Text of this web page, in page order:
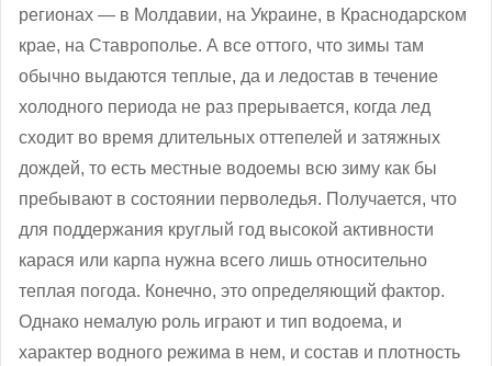
регионах — в Молдавии, на Украине, в Краснодарском
крае, на Ставрополье. А все оттого, что зимы там
обычно выдаются теплые, да и ледостав в течение
холодного периода не раз прерывается, когда лед
сходит во время длительных оттепелей и затяжных
дождей, то есть местные водоемы всю зиму как бы
пребывают в состоянии перволедья. Получается, что
для поддержания круглый год высокой активности
карася или карпа нужна всего лишь относительно
теплая погода. Конечно, это определяющий фактор.
Однако немалую роль играют и тип водоема, и
характер водного режима в нем, и состав и плотность